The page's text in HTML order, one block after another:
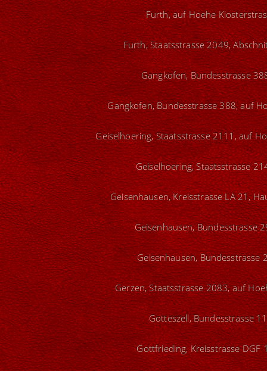
Furth, auf Hoehe
Furth, Staatsstrasse 2049,
Gangkofen, Bundesstrasse
Gangkofen, Bundesstrasse 388, auf
Geiselhoering, Staatsstrasse 2111, auf
Geiselhoering, Staatsstrasse
Geisenhausen, Kreisstrasse LA 21,
Geisenhausen, Bundesstrasse
Geisenhausen, Bundesstrasse
Gerzen, Staatsstrasse 2083, auf
Gotteszell, Bundesstrasse
Gottfrieding, Kreisstrasse DGF